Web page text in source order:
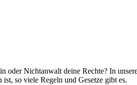
Nichtanwalt deine Rechte? In
so viele Regeln und Gesetze gibt es.